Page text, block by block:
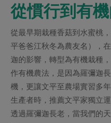
從慣行到有
從最早期栽種香菇到水蜜桃
平爸爸江秋冬為農友名），
迦的影響，轉型為有機栽種
作有機農法，是因為羅彌迦
機，更讓文平至農場實習多
生產者時，推薦文平家獨立
透過羅彌迦長老，當我們的